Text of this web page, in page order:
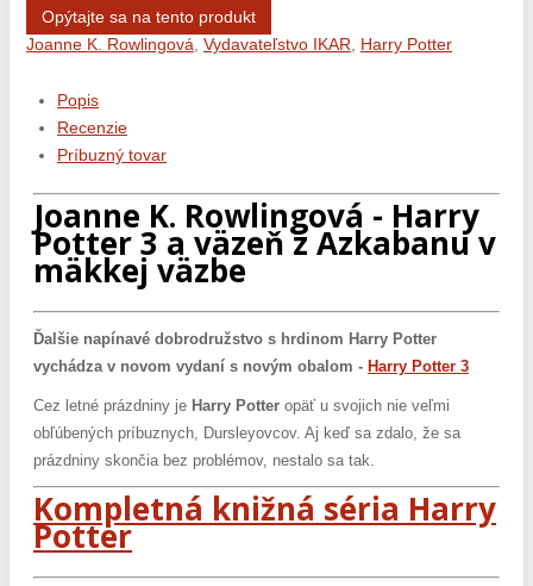
Opýtajte sa na tento produkt
Joanne K. Rowlingová Vydavateľstvo IKAR Harry Potter
Popis
Recenzie
Príbuzný tovar
Joanne K. Rowlingová - Harry
Potter 3 a väzeň z Azkabanu v
mäkkej väzbe
Ďalšie napínavé dobrodružstvo s hrdinom Harry Potter
vychádza v novom vydaní s novým obalom - Harry Potter 3
Cez letné prázdniny je Harry Potter opäť u svojich nie veľmi
obľúbených príbuznych, Dursleyovcov. Aj keď sa zdalo, že sa
prázdniny skončia bez problémov, nestalo sa tak.
Kompletná knižná séria Harry
Potter